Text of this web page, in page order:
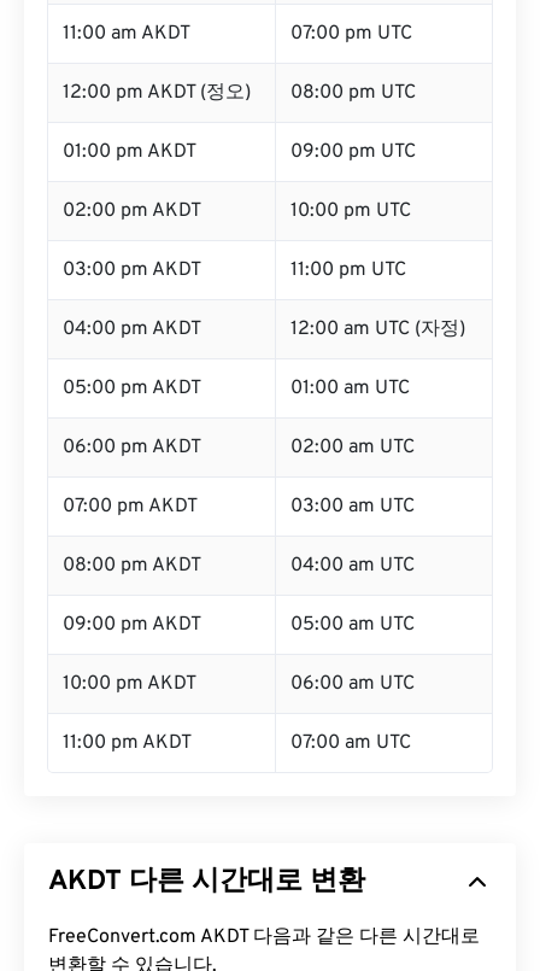
11:00 am AKDT 07:00 pm UTC
12:00 pm AKDT (정오) 08:00 pm UTC
01:00 pm AKDT 09:00 pm UTC
02:00 pm AKDT 10:00 pm UTC
03:00 pm AKDT 11:00 pm UTC
04:00 pm AKDT 12:00 am UTC (자정)
05:00 pm AKDT 01:00 am UTC
06:00 pm AKDT 02:00 am UTC
07:00 pm AKDT 03:00 am UTC
08:00 pm AKDT 04:00 am UTC
09:00 pm AKDT 05:00 am UTC
10:00 pm AKDT 06:00 am UTC
11:00 pm AKDT 07:00 am UTC
AKDT 다른 시간대로 변환
FreeConvert.com AKDT 다음과 같은 다른 시간대로
변환할 수 있습니다.